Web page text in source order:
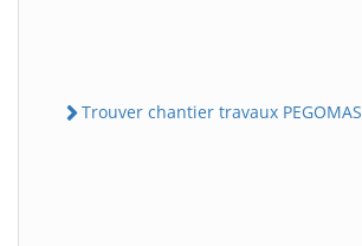
Trouver chantier travaux PEGOMAS